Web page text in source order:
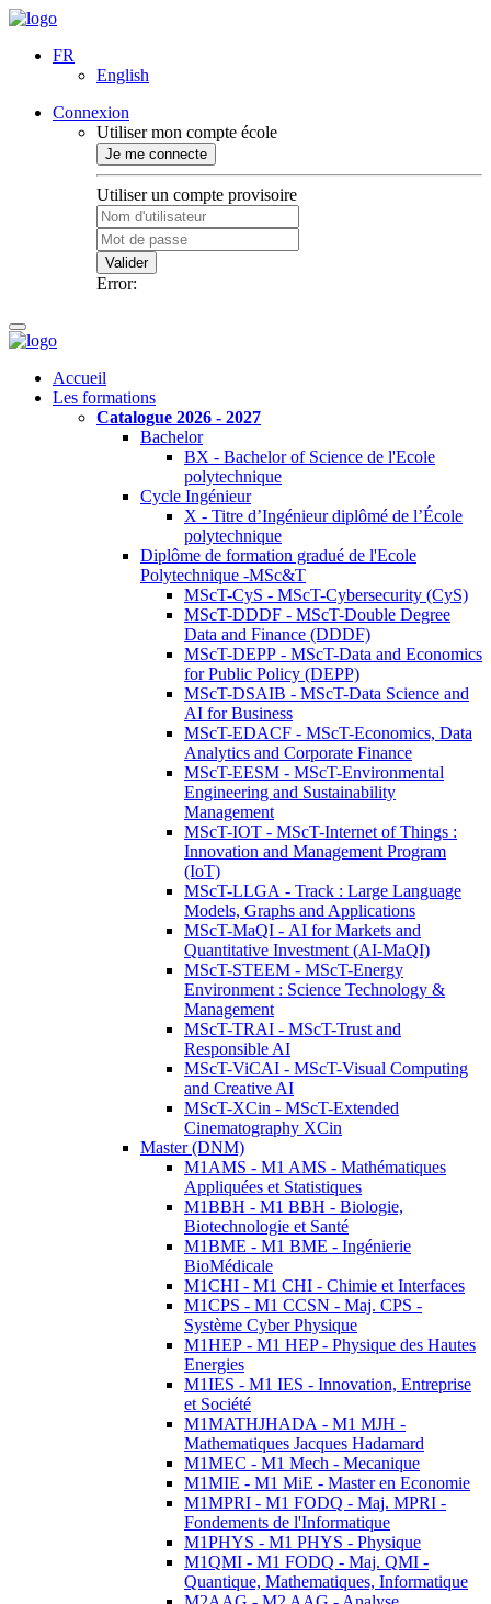
FR
English
Connexion
Utiliser mon compte école
Je me connecte
Utiliser un compte provisoire
Valider
Error:
Accueil
Les formations
Catalogue 2026 - 2027
Bachelor
BX - Bachelor of Science de l'Ecole
polytechnique
Cycle Ingénieur
X - Titre d’Ingénieur diplômé de l’École
polytechnique
Diplôme de formation gradué de l'Ecole
Polytechnique -MSc&T
MScT-CyS - MScT-Cybersecurity (CyS)
MScT-DDDF - MScT-Double Degree
Data and Finance (DDDF)
MScT-DEPP - MScT-Data and Economics
for Public Policy (DEPP)
MScT-DSAIB - MScT-Data Science and
AI for Business
MScT-EDACF - MScT-Economics, Data
Analytics and Corporate Finance
MScT-EESM - MScT-Environmental
Engineering and Sustainability
Management
MScT-IOT - MScT-Internet of Things :
Innovation and Management Program
(IoT)
MScT-LLGA - Track : Large Language
Models, Graphs and Applications
MScT-MaQI - AI for Markets and
Quantitative Investment (AI-MaQI)
MScT-STEEM - MScT-Energy
Environment : Science Technology &
Management
MScT-TRAI - MScT-Trust and
Responsible AI
MScT-ViCAI - MScT-Visual Computing
and Creative AI
MScT-XCin - MScT-Extended
Cinematography XCin
Master (DNM)
M1AMS - M1 AMS - Mathématiques
Appliquées et Statistiques
M1BBH - M1 BBH - Biologie,
Biotechnologie et Santé
M1BME - M1 BME - Ingénierie
BioMédicale
M1CHI - M1 CHI - Chimie et Interfaces
M1CPS - M1 CCSN - Maj. CPS -
Système Cyber Physique
M1HEP - M1 HEP - Physique des Hautes
Energies
M1IES - M1 IES - Innovation, Entreprise
et Société
M1MATHJHADA - M1 MJH -
Mathematiques Jacques Hadamard
M1MEC - M1 Mech - Mecanique
M1MIE - M1 MiE - Master en Economie
M1MPRI - M1 FODQ - Maj. MPRI -
Fondements de l'Informatique
M1PHYS - M1 PHYS - Physique
M1QMI - M1 FODQ - Maj. QMI -
Quantique, Mathematiques, Informatique